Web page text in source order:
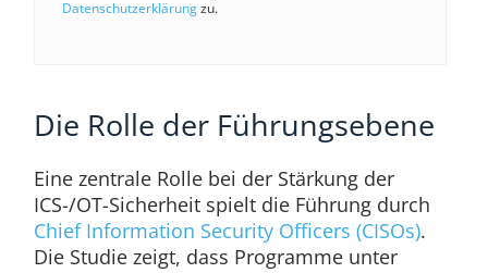
Datenschutzerklärungzu.
Die Rolle der Führungsebene
Eine zentrale Rolle bei der Stärkung der
ICS-/OT-Sicherheit spielt die Führung durch
Chief Information Security Officers (CISOs).
Die Studie zeigt, dass Programme unter